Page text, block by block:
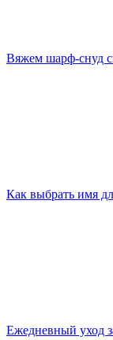
Вяжем шарф-снуд
Как выбрать имя
Ежедневный уход